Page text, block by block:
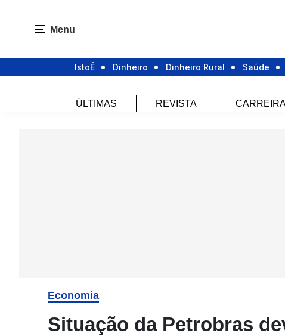
Menu
IstoÉ Dinheiro Dinheiro Rural Saúde
ÚLTIMAS REVISTA
Economia
Situação da Petrobras